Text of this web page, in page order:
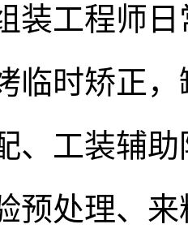
装工程师
临时矫正
、工装辅
预处理、